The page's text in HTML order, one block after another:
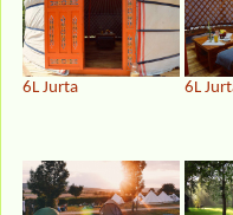
6L Jurta 6L